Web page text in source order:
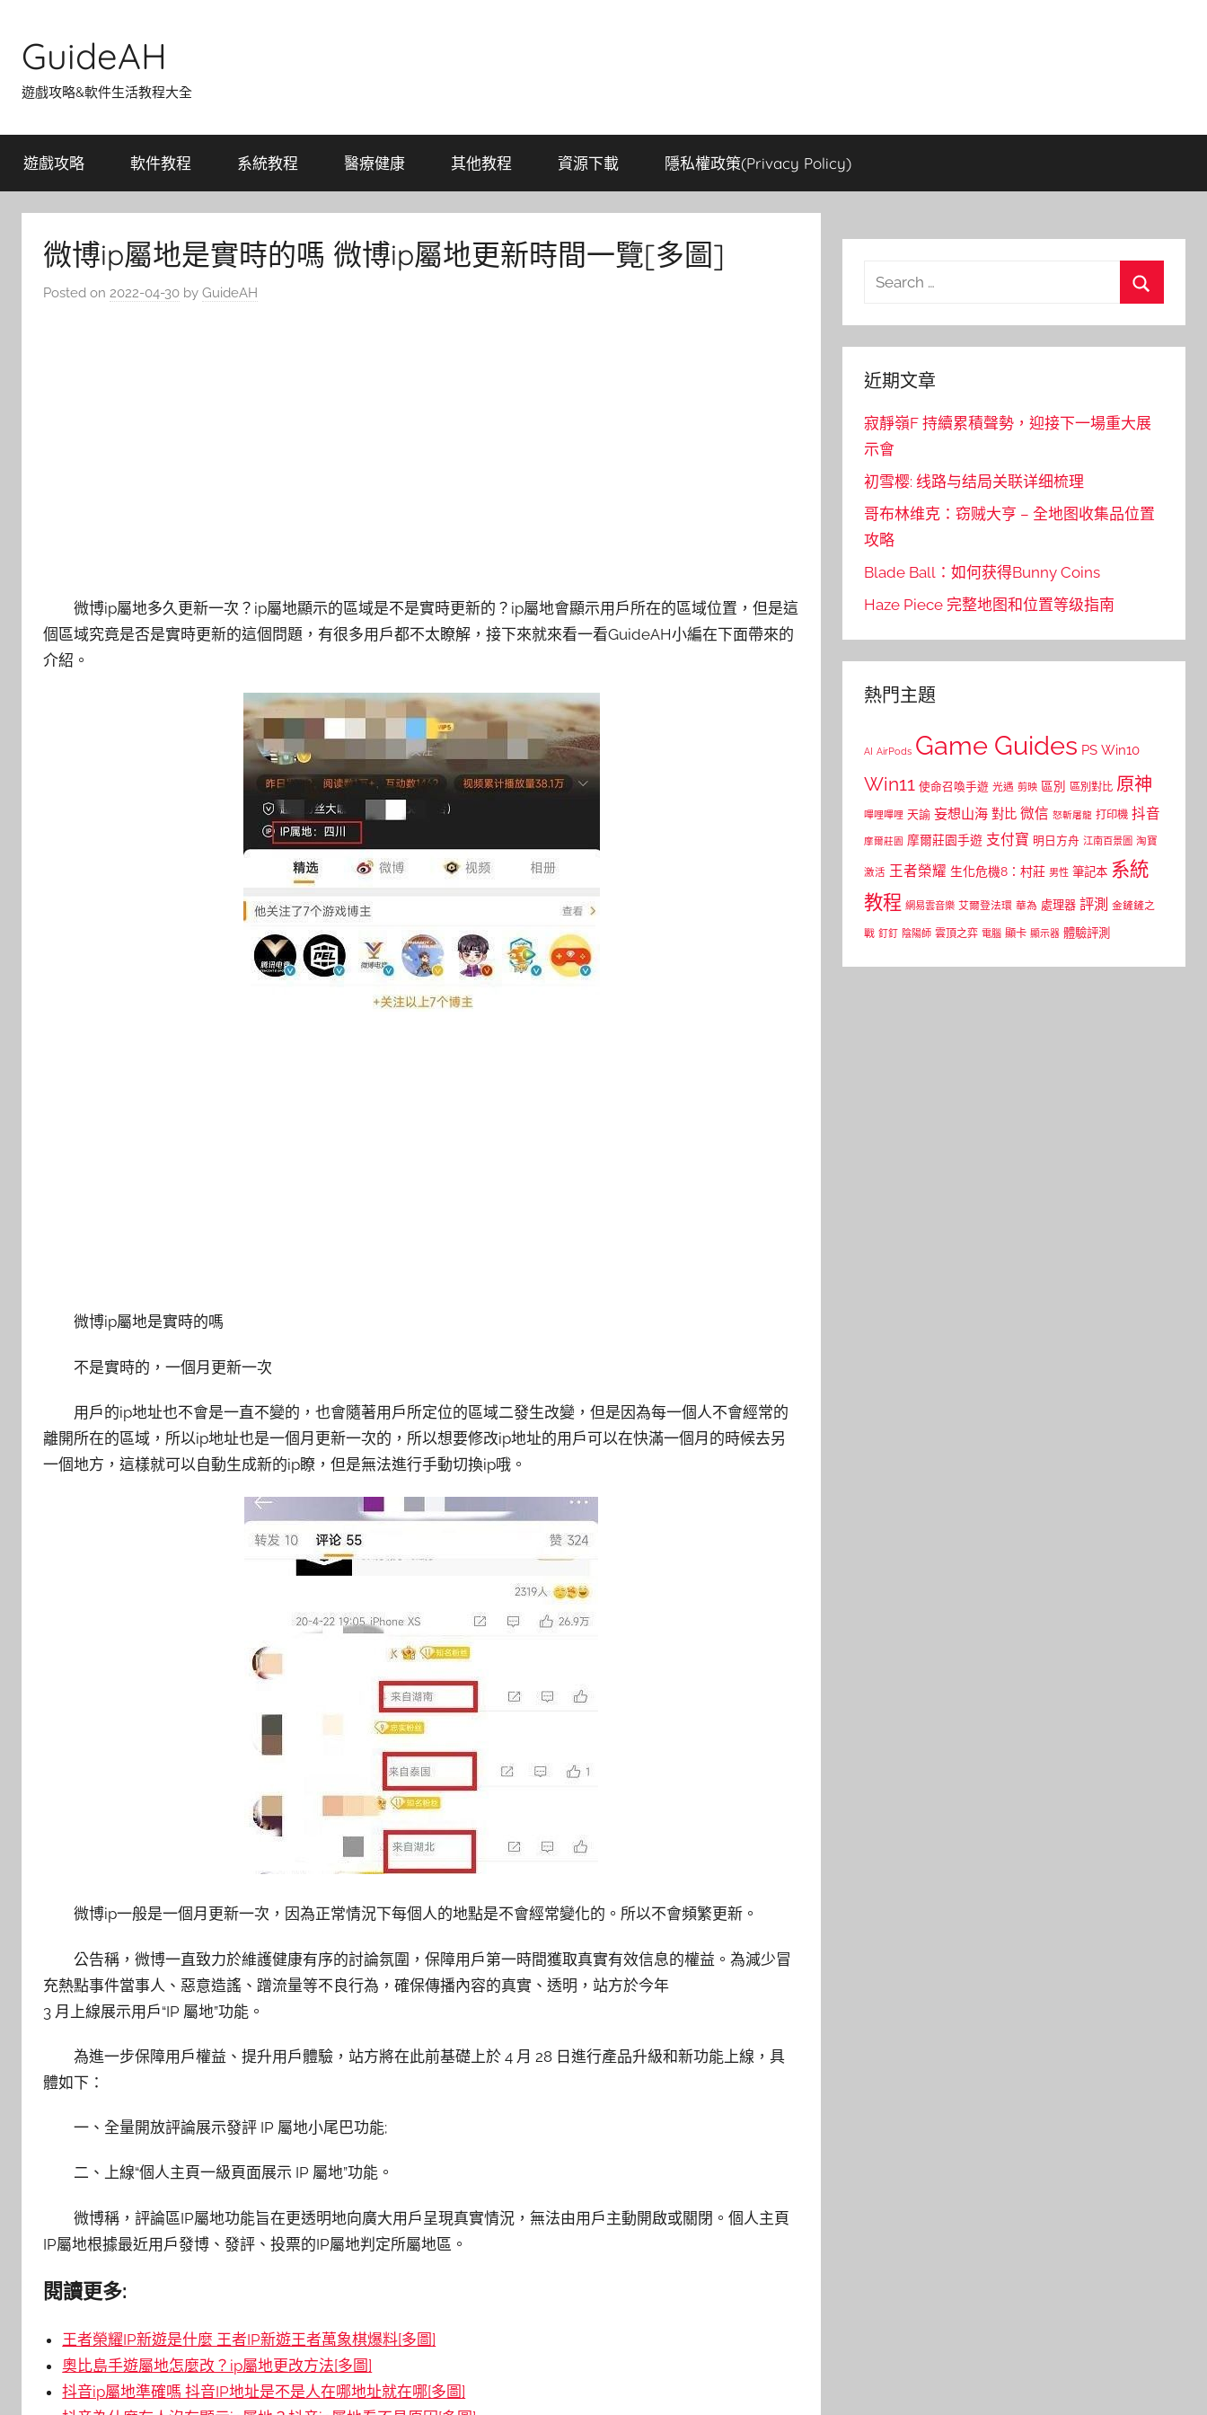
content
GuideAH
遊戲攻略&軟件生活教程大全
遊戲攻略 軟件教程 系統教程 醫療健康 其他教程 資源下載 隱私權政策(Privacy Policy)
微博ip屬地是實時的嗎 微博ip屬地更新時間一覽[多圖]
Posted on 2022-04-30 by GuideAH
微博ip屬地多久更新一次？ip屬地顯示的區域是不是實時更新的？ip屬地會顯示用戶所在的區域位置，但是這
個區域究竟是否是實時更新的這個問題，有很多用戶都不太瞭解，接下來就來看一看GuideAH小編在下面帶來的
介紹。
微博ip屬地是實時的嗎
不是實時的，一個月更新一次
用戶的ip地址也不會是一直不變的，也會隨著用戶所定位的區域二發生改變，但是因為每一個人不會經常的
離開所在的區域，所以ip地址也是一個月更新一次的，所以想要修改ip地址的用戶可以在快滿一個月的時候去另
一個地方，這樣就可以自動生成新的ip瞭，但是無法進行手動切換ip哦。
微博ip一般是一個月更新一次，因為正常情況下每個人的地點是不會經常變化的。所以不會頻繁更新。
公告稱，微博一直致力於維護健康有序的討論氛圍，保障用戶第一時間獲取真實有效信息的權益。為減少冒
充熱點事件當事人、惡意造謠、蹭流量等不良行為，確保傳播內容的真實、透明，站方於今年
3 月上線展示用戶“IP 屬地”功能。
為進一步保障用戶權益、提升用戶體驗，站方將在此前基礎上於 4 月 28 日進行產品升級和新功能上線，具
體如下：
一、全量開放評論展示發評 IP 屬地小尾巴功能;
二、上線“個人主頁一級頁面展示 IP 屬地”功能。
微博稱，評論區IP屬地功能旨在更透明地向廣大用戶呈現真實情況，無法由用戶主動開啟或關閉。個人主頁
IP屬地根據最近用戶發博、發評、投票的IP屬地判定所屬地區。
閱讀更多:
王者榮耀IP新遊是什麼 王者IP新遊王者萬象棋爆料[多圖]
奧比島手遊屬地怎麼改？ip屬地更改方法[多圖]
抖音ip屬地準確嗎 抖音IP地址是不是人在哪地址就在哪[多圖]
Search
近期文章
寂靜嶺F 持續累積聲勢，迎接下一場重大展
示會
初雪樱: 线路与结局关联详细梳理
哥布林维克：窃贼大亨 – 全地图收集品位置
攻略
Blade Ball：如何获得Bunny Coins
Haze Piece 完整地图和位置等级指南
熱門主題
AI AirPods Game Guides PS Win10
Win11 使命召喚手遊 光遇 剪映 區別 區別對比 原神
嗶哩嗶哩 天諭 妄想山海 對比 微信 怒斬屠龍 打印機 抖音
摩爾莊園 摩爾莊園手遊 支付寶 明日方舟 江南百景圖 淘寶
激活 王者榮耀 生化危機8：村莊 男性 筆記本 系統
教程 網易雲音樂 艾爾登法環 華為 處理器 評測 金鏟鏟之
戰 釘釘 陰陽師 雲頂之弈 電腦 顯卡 顯示器 體驗評測